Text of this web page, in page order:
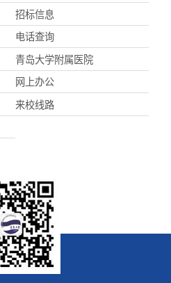
招标信息
电话查询
青岛大学附属医院
网上办公
来校线路